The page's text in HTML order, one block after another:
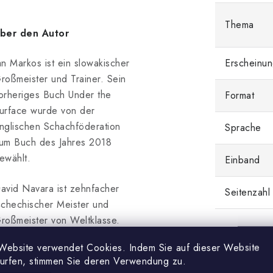
verwendet Cookies. Indem Sie auf dieser Website
stimmen Sie deren Verwendung zu.
den Autor
Markos ist ein slowakischer
und Trainer. Sein
Buch Under the
wurde von der
Schachföderation
Buch des Jahres 2018
Navara ist zehnfacher
Meister und
von Weltklasse.
und
sportlichem
Thema
Format
Sprache
Einband
Seitenzahl